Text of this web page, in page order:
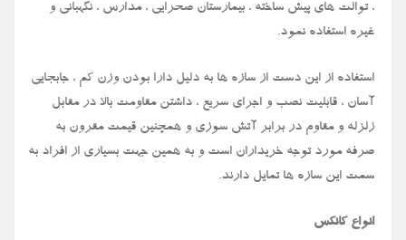
، توالت های پیش ساخته ، بیمارستان صحرایی ، مدارس ، نگهبانی و
غیره استفاده نمود.
استفاده از این دست از سازه ها به دلیل دارا بودن وزن کم ، جابجایی
آسان ، قابلیت نصب و اجرای سریع ، داشتن مقاومت بالا در مقابل
زلزله و مقاوم در برابر آتش سوزی و همچنین قیمت مقرون به
صرفه مورد توجه خریداران است و به همین جهت بسیاری از افراد به
سمت این سازه ها تمایل دارند.
انواع کانکس